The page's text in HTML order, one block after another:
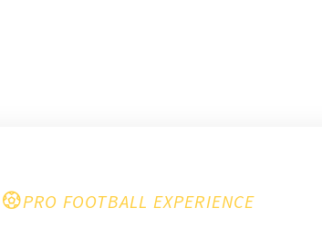
PRO FOOTBALL EXPERIENCE